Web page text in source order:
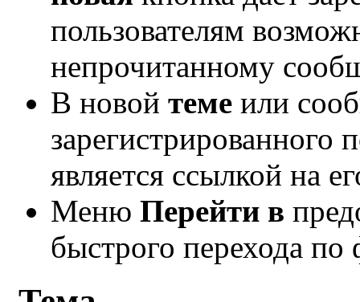
пользователям
непрочитанному
В новой темеили
зарегистрированного
является ссылкой на
Меню Перейти в
быстрого перехода по